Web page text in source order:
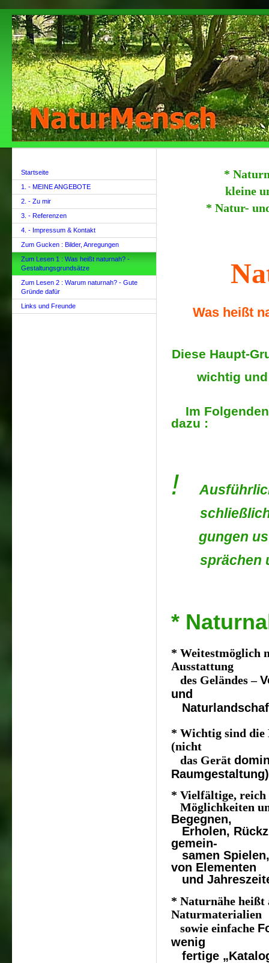
Startseite
1. - MEINE ANGEBOTE
2. - Zu mir
3. - Referenzen
4. - Impressum & Kontakt
Zum Gucken : Bilder, Anregungen
Zum Lesen 1 : Was heißt naturnah? -
Gestaltungsgrundsätze
Zum Lesen 2 : Warum naturnah? - Gute
Gründe dafür
Links und Freunde
*
kleine
* Natur-
Was heißt
Diese Haupt-
wichtig
Im Folgenden
dazu :
!
gungen
sprächen
*
* Weitestmöglich
Ausstattung
des Geländes –
und
* Wichtig sind die
(nicht
das Gerät
Raumgestaltung)
* Vielfältige,
Möglichkeiten
Begegnen,
Erholen,
gemein-
samen
von Elementen
und
* Naturnähe heißt
Naturmaterialien
sowie einfache
wenig
fertige